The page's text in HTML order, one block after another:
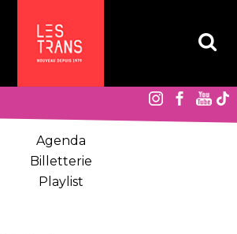
Agenda
Billetterie
Playlist